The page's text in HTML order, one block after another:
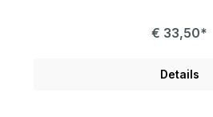
€ 33,50*
Details